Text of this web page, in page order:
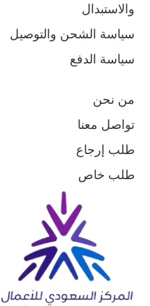
والاستبدال
سياسة الشحن والتوصيل
سياسة الدفع
من نحن
تواصل معنا
طلب إرجاع
طلب خاص